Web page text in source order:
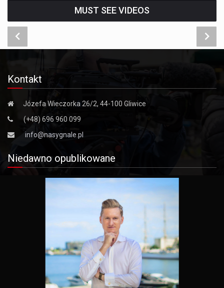
MUST SEE VIDEOS
Kontakt
Józefa Wieczorka 26/2, 44-100 Gliwice
(+48) 696 960 099
info@nasygnale.pl
Niedawno opublikowane